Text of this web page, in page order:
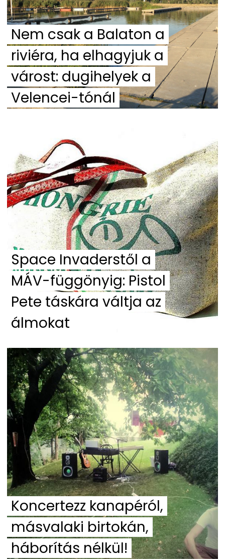
Nem csak a Balaton a
riviéra, ha elhagyjuk a
várost: dugihelyek a
Velencei-tónál
Space Invaderstől a
MÁV-függönyig: Pistol
Pete táskára váltja az
álmokat
Koncertezz kanapéról,
másvalaki birtokán,
háborítás nélkül!